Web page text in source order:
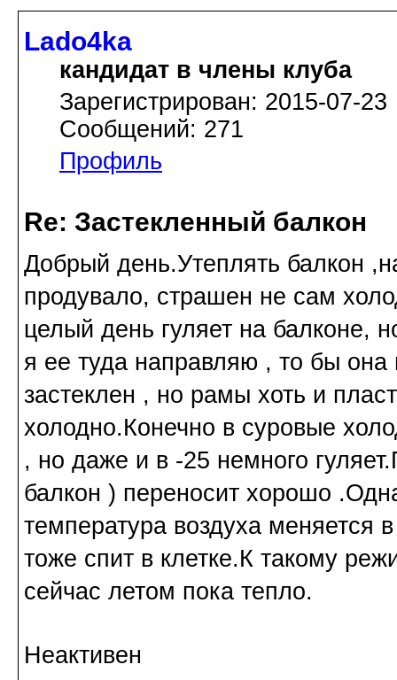
Lado4ka
кандидат в члены клуба
Зарегистрирован: 2015-07-23
Сообщений: 271
Профиль
Re: Застекленный балкон
Добрый день.Утеплять балкон
продувало, страшен не сам
целый день гуляет на балконе,
я ее туда направляю , то бы
застеклен , но рамы хоть и
холодно.Конечно в суровые
, но даже и в -25 немного
балкон ) переносит хорошо
температура воздуха меняется
тоже спит в клетке.К такому
сейчас летом пока тепло.
Неактивен